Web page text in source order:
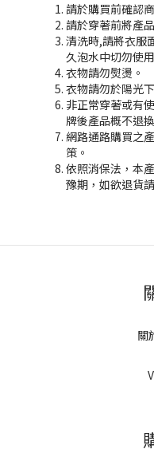
請於購買前確認
請於穿著前將產
清洗時,請將衣服
久泡水中切勿使
衣物請勿熨燙。
衣物請勿於陽光
非正常穿著或有
牌後產品概不退換
網路通路購買之
策。
依照消保法，本
豫期，如欲退貨
關